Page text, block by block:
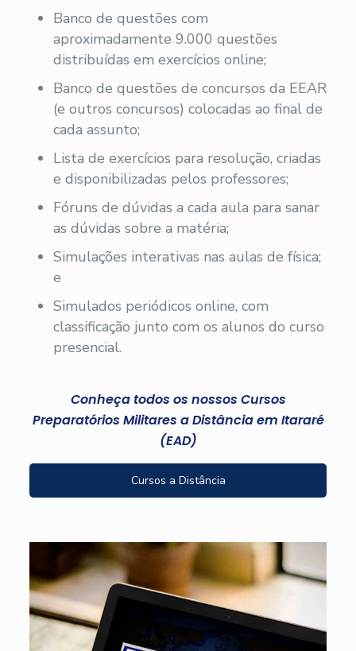
Banco de questões com
aproximadamente 9.000 questões
distribuídas em exercícios online;
Banco de questões de concursos da EEAR
(e outros concursos) colocadas ao final de
cada assunto;
Lista de exercícios para resolução, criadas
e disponibilizadas pelos professores;
Fóruns de dúvidas a cada aula para sanar
as dúvidas sobre a matéria;
Simulações interativas nas aulas de física;
e
Simulados periódicos online, com
classificação junto com os alunos do curso
presencial.
Conheça todos os nossos Cursos
Preparatórios Militares a Distância em Itararé
(EAD)
Cursos a Distância